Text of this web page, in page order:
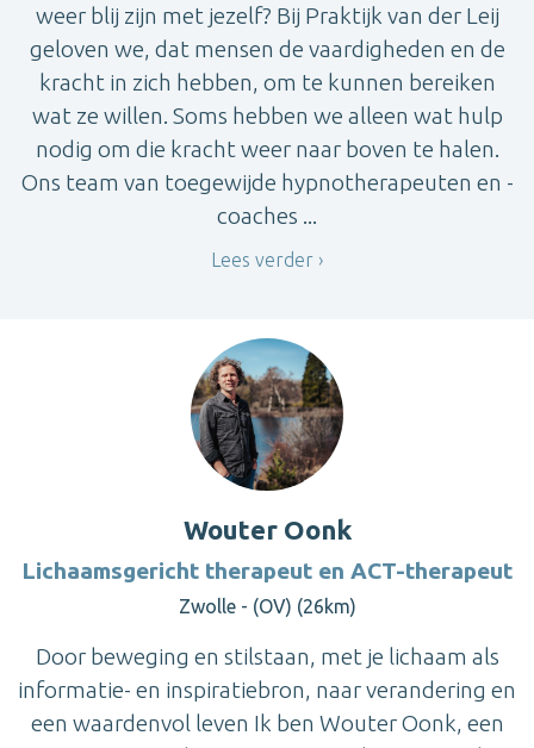
weer blij zijn met jezelf? Bij Praktijk van der Leij
geloven we, dat mensen de vaardigheden en de
kracht in zich hebben, om te kunnen bereiken
wat ze willen. Soms hebben we alleen wat hulp
nodig om die kracht weer naar boven te halen.
Ons team van toegewijde hypnotherapeuten en -
coaches ...
Lees verder
Wouter Oonk
Lichaamsgericht therapeut en ACT-therapeut
Zwolle - (OV) (26km)
Door beweging en stilstaan, met je lichaam als
informatie- en inspiratiebron, naar verandering en
een waardenvol leven Ik ben Wouter Oonk, een